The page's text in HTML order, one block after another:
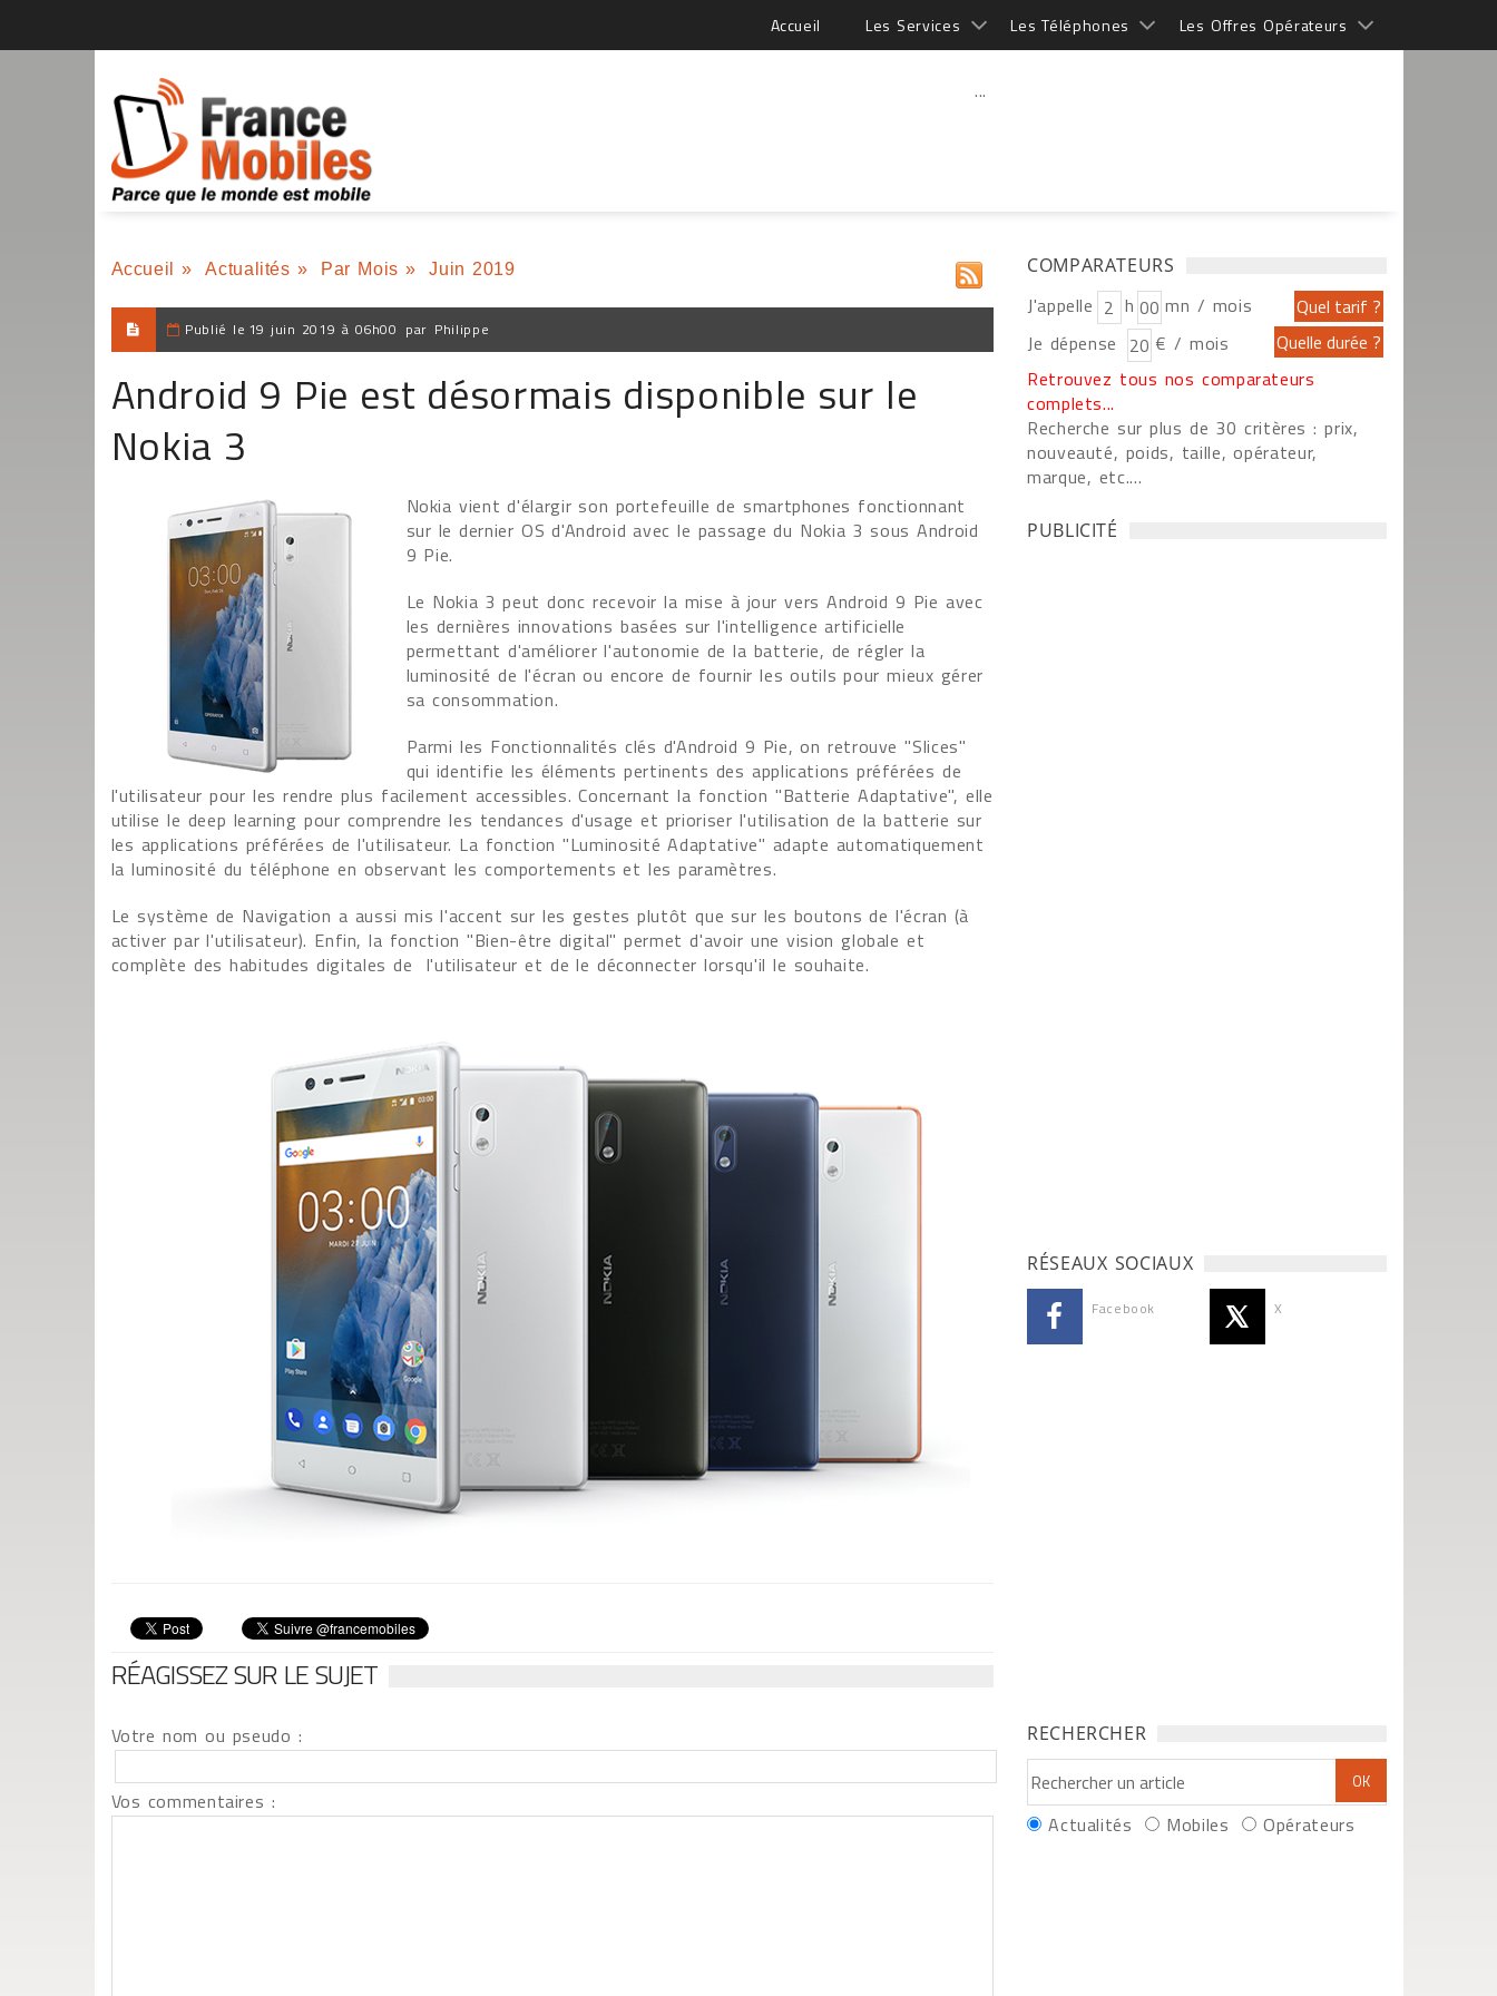
Accueil Les Services Les Téléphones Les Offres Opérateurs
...
Accueil » Actualités » Par Mois » Juin 2019
Publié le 19 juin 2019 à 06h00 par Philippe
Android 9 Pie est désormais disponible sur le
Nokia 3
Nokia vient d'élargir son portefeuille de smartphones fonctionnant
sur le dernier OS d'Android avec le passage du Nokia 3 sous Android
9 Pie.
Le Nokia 3 peut donc recevoir la mise à jour vers Android 9 Pie avec
les dernières innovations basées sur l'intelligence artificielle
permettant d'améliorer l'autonomie de la batterie, de régler la
luminosité de l'écran ou encore de fournir les outils pour mieux gérer
sa consommation.
Parmi les Fonctionnalités clés d'Android 9 Pie, on retrouve "Slices"
qui identifie les éléments pertinents des applications préférées de
l'utilisateur pour les rendre plus facilement accessibles. Concernant la fonction "Batterie Adaptative", elle
utilise le deep learning pour comprendre les tendances d'usage et prioriser l'utilisation de la batterie sur
les applications préférées de l'utilisateur. La fonction "Luminosité Adaptative" adapte automatiquement
la luminosité du téléphone en observant les comportements et les paramètres.
Le système de Navigation a aussi mis l'accent sur les gestes plutôt que sur les boutons de l'écran (à
activer par l'utilisateur). Enfin, la fonction "Bien-être digital" permet d'avoir une vision globale et
complète des habitudes digitales de l'utilisateur et de le déconnecter lorsqu'il le souhaite.
RÉAGISSEZ SUR LE SUJET
Votre nom ou pseudo :
Vos commentaires :
COMPARATEURS
J'appelle h
mn / mois
Je dépense
€ / mois
Retrouvez tous nos comparateurs
complets...
Recherche sur plus de 30 critères : prix,
nouveauté, poids, taille, opérateur,
marque, etc....
PUBLICITÉ
RÉSEAUX SOCIAUX
Facebook X
RECHERCHER
Actualités Mobiles Opérateurs